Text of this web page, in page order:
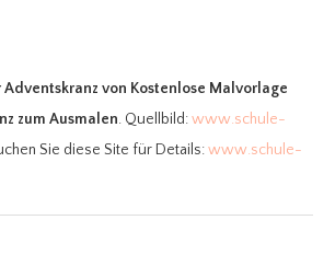
von Kostenlose Malvorlage
zum Ausmalen. Quellbild:www.schule-
Sie diese Site für Details:www.schule-